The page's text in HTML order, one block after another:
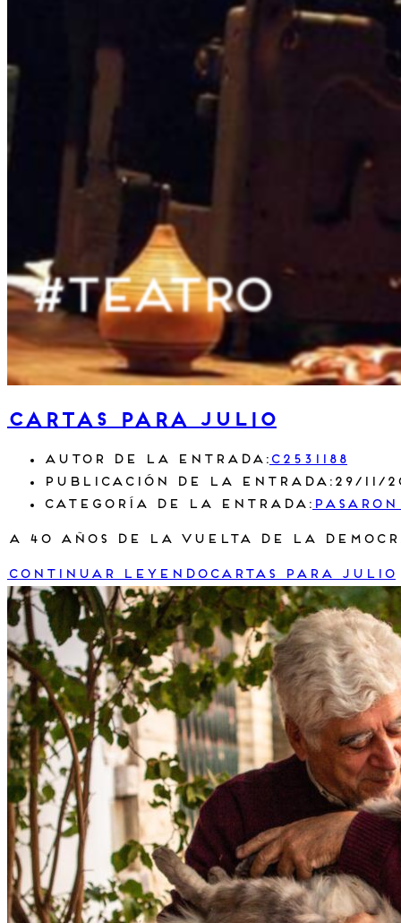
CARTAS PARA JULIO
Autor de la entrada: c2531188
Publicación de la entrada: 29/11/
Categoría de la entrada:
A 40 años de la vuelta de la
Continuar leyendo CARTAS PARA JULIO